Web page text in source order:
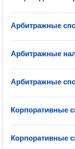
Арбитражные
Арбитражные
Арбитражные
Корпоративные
Корпоративные